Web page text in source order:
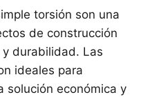
torsión son una
de construcción
durabilidad. Las
ideales para
solución económica y